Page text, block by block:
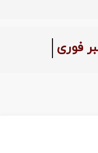
خبر فوری